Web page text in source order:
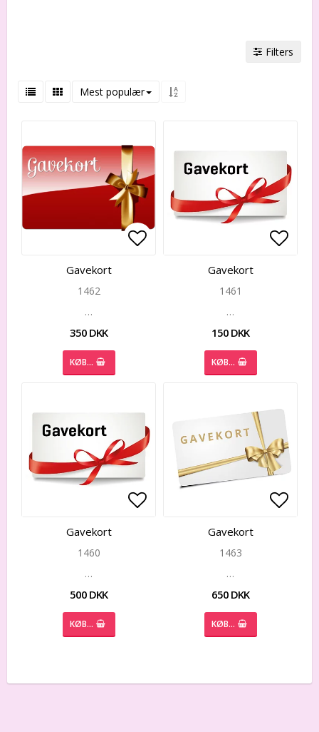
Filters
Mest populær
Add to list of favorites
Gavekort
1462
…
350 DKK
KØB…
Gavekort
1461
…
150 DKK
KØB…
Add to list of favorites
Gavekort
1460
…
500 DKK
KØB…
Gavekort
1463
…
650 DKK
KØB…